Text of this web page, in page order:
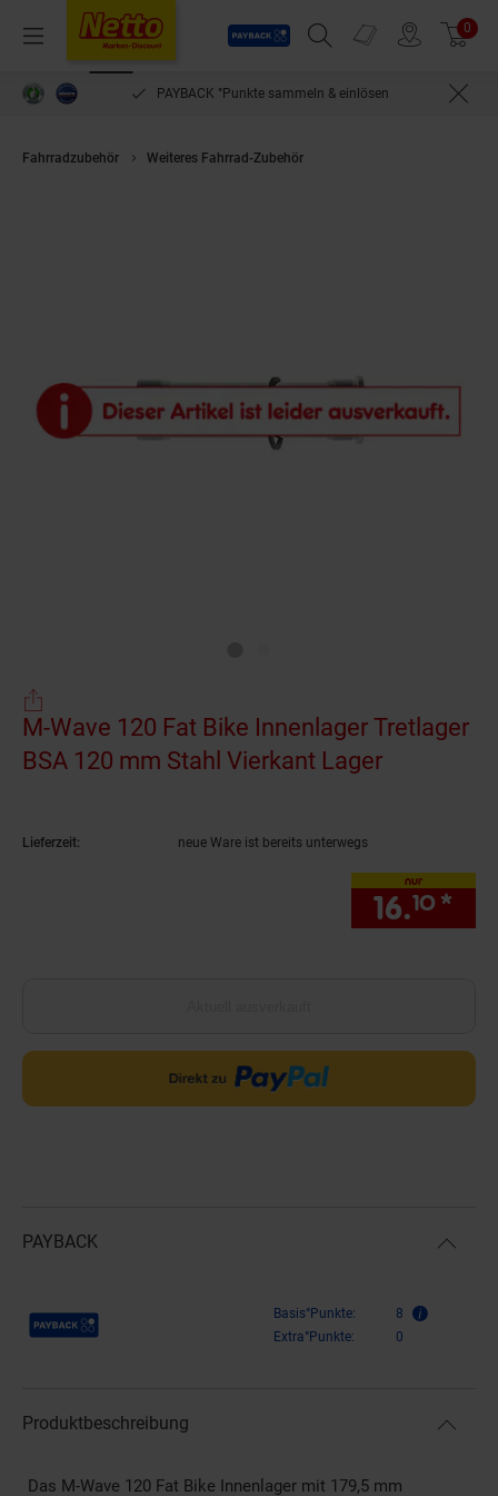
Menü
Payback
Suchfeld einblenden
Prospekte 0
PAYBACK °Punkte sammeln & einlösen
Fahrradzubehör Weiteres Fahrrad-Zubehör
M-Wave 120 Fat Bike Innenlager Tretlager
BSA 120 mm Stahl Vierkant Lager
Lieferzeit: neue Ware ist bereits unterwegs
nur
16.10 *
PAYBACK
Payback Punkte Basis°Punkte:
8
Extra°Punkte:
0
Produktbeschreibung
Das M-Wave 120 Fat Bike Innenlager mit 179,5 mm